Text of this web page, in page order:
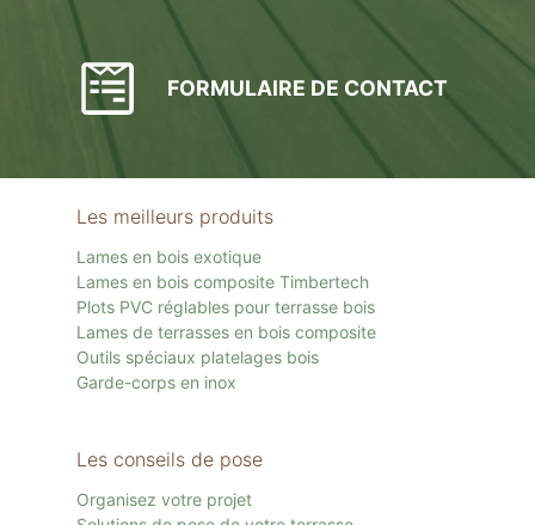
FORMULAIRE DE CONTACT
Les meilleurs produits
Lames en bois exotique
Lames en bois composite Timbertech
Plots PVC réglables pour terrasse bois
Lames de terrasses en bois composite
Outils spéciaux platelages bois
Garde-corps en inox
Les conseils de pose
Organisez votre projet